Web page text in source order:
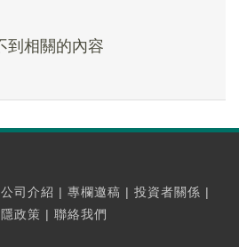
到相關的內容
公司介紹 | 專欄邀稿 | 投資者關係 |
政策 | 聯絡我們